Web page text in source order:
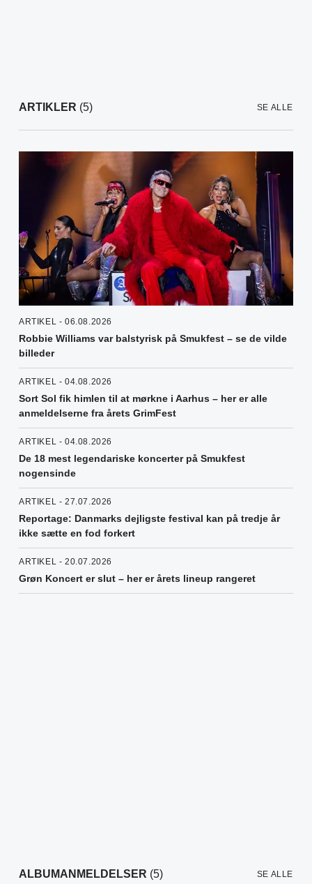
ARTIKLER (5) SE ALLE
ARTIKEL - 06.08.2026
Robbie Williams var balstyrisk på Smukfest – se de vilde
billeder
ARTIKEL - 04.08.2026
Sort Sol fik himlen til at mørkne i Aarhus – her er alle
anmeldelserne fra årets GrimFest
ARTIKEL - 04.08.2026
De 18 mest legendariske koncerter på Smukfest
nogensinde
ARTIKEL - 27.07.2026
Reportage: Danmarks dejligste festival kan på tredje år
ikke sætte en fod forkert
ARTIKEL - 20.07.2026
Grøn Koncert er slut – her er årets lineup rangeret
ALBUMANMELDELSER (5) SE ALLE